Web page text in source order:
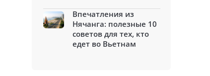
Впечатления из
Нячанга: полезные 10
советов для тех, кто
едет во Вьетнам